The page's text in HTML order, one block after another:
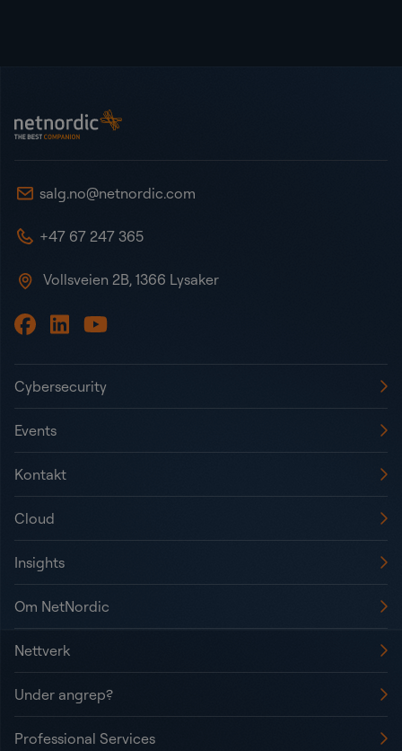
NetNordic Norway
salg.no@netnordic.com
+47 67 247 365
Vollsveien 2B, 1366 Lysaker
Cybersecurity
Events
Kontakt
Cloud
Insights
Om NetNordic
Nettverk
Under angrep?
Professional Services